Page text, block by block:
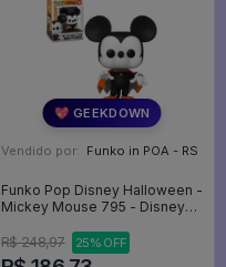
💖 GEEKDOWN
Vendido por: Funko in POA - RS
Funko Pop Disney Halloween -
Mickey Mouse 795 - Disney
R$ 248,97
25% OFF